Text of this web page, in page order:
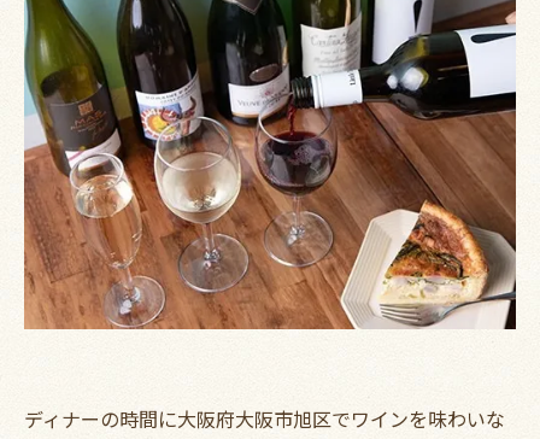
ディナーの時間に大阪府大阪市旭区でワインを味わいな